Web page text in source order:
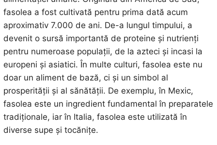
fasolea a fost cultivată pentru prima dată acum
aproximativ 7.000 de ani. De-a lungul timpului, a
devenit o sursă importantă de proteine și nutrienți
pentru numeroase populații, de la azteci și incasi la
europeni și asiatici. În multe culturi, fasolea este nu
doar un aliment de bază, ci și un simbol al
prosperității și al sănătății. De exemplu, în Mexic,
fasolea este un ingredient fundamental în preparatele
tradiționale, iar în Italia, fasolea este utilizată în
diverse supe și tocănițe.